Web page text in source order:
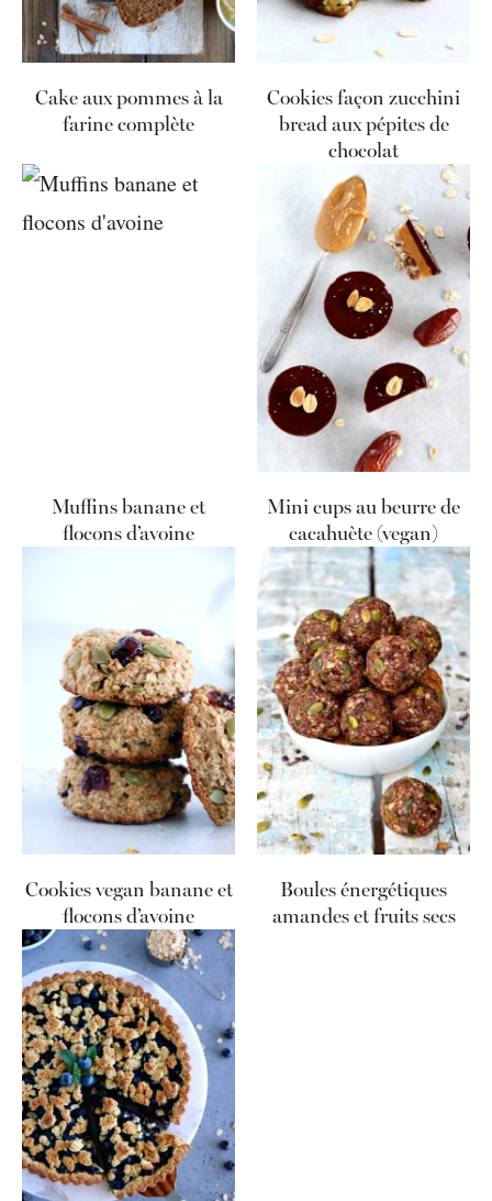
Cake aux pommes à la
farine complète
Cookies façon zucchini
bread aux pépites de
chocolat
Muffins banane et
flocons d’avoine
Mini cups au beurre de
cacahuète (vegan)
Cookies vegan banane et
flocons d’avoine
Boules énergétiques
amandes et fruits secs